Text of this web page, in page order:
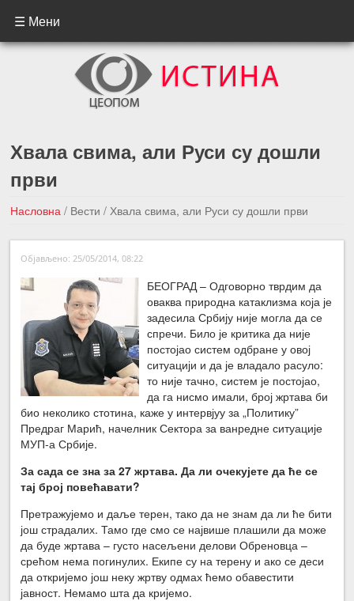
☰ Мени
Хвала свима, али Руси су дошли
први
Насловна / Вести/ Хвала свима, али Руси су дошли први
←Претходна вест
Следећа вест →
Објављено: 25/05/2014, 08:22
БЕОГРАД – Одговорно тврдим да
оваква природна катаклизма која је
задесила Србију није могла да се
спречи. Било је критика да није
постојао систем одбране у овој
ситуацији и да је владало расуло:
то није тачно, систем је постојао,
да га нисмо имали, број жртава би
био неколико стотина, каже у интервјуу за „Политику”
Предраг Марић, начелник Сектора за ванредне ситуације
МУП-а Србије.
За сада се зна за 27 жртава. Да ли очекујете да ће се
тај број повећавати?
Претражујемо и даље терен, тако да не знам да ли ће бити
још страдалих. Тамо где смо се највише плашили да може
да буде жртава – густо насељени делови Обреновца –
срећом нема погинулих. Екипе су на терену и ако се деси
да откријемо још неку жртву одмах ћемо обавестити
јавност. Немамо шта да кријемо.